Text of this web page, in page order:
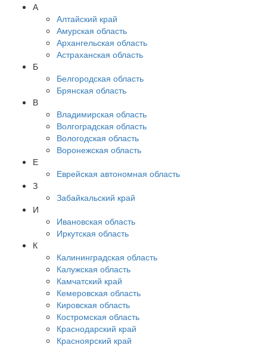
А
Алтайский край
Амурская область
Архангельская область
Астраханская область
Б
Белгородская область
Брянская область
В
Владимирская область
Волгоградская область
Вологодская область
Воронежская область
Е
Еврейская автономная область
З
Забайкальский край
И
Ивановская область
Иркутская область
К
Калининградская область
Калужская область
Камчатский край
Кемеровская область
Кировская область
Костромская область
Краснодарский край
Красноярский край